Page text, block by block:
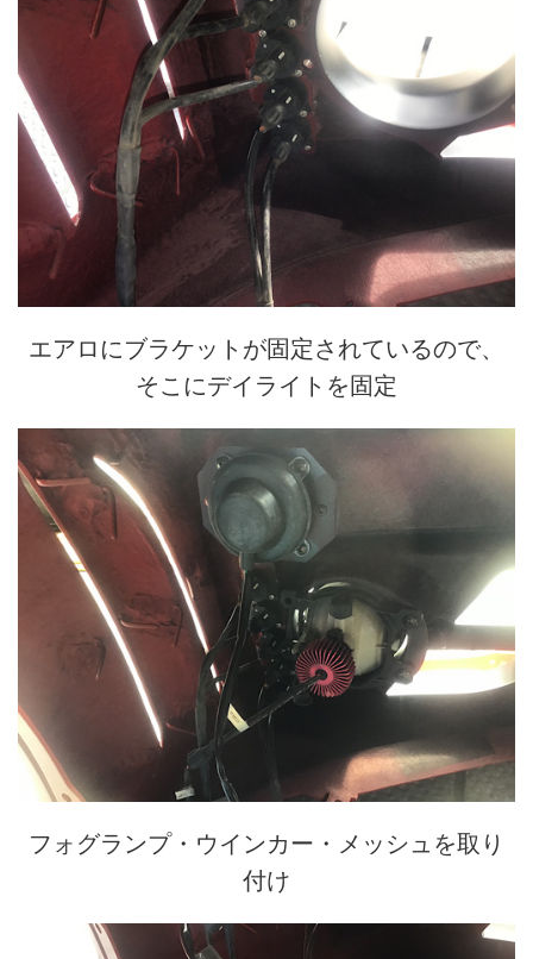
エアロにブラケットが固定されているので、
そこにデイライトを固定
フォグランプ・ウインカー・メッシュを取り
付け